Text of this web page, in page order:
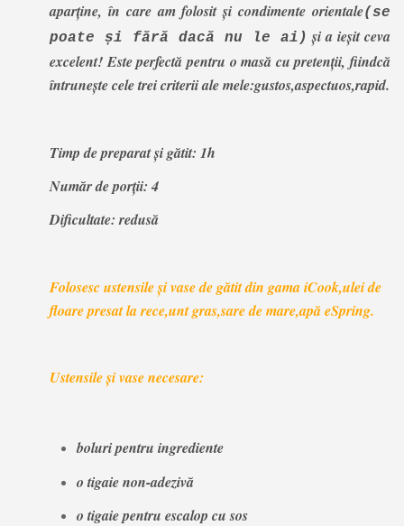
aparține, în care am folosit și condimente orientale(se
poate și fără dacă nu le ai) și a ieșit ceva
excelent! Este perfectă pentru o masă cu pretenții, fiindcă
întrunește cele trei criterii ale mele:gustos,aspectuos,rapid.
Timp de preparat și gătit: 1h
Număr de porții: 4
Dificultate: redusă
Folosesc ustensile și vase de gătit din gama iCook,ulei de
floare presat la rece,unt gras,sare de mare,apă eSpring.
Ustensile și vase necesare:
boluri pentru ingrediente
o tigaie non-adezivă
o tigaie pentru escalop cu sos